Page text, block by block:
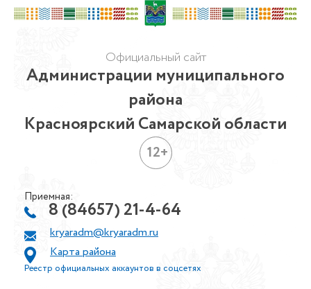
Официальный сайт
Администрации муниципального
района
Красноярский Самарской области
12+
Приемная:
8 (84657) 21-4-64
kryaradm@kryaradm.ru
Карта района
Реестр официальных аккаунтов в соцсетях